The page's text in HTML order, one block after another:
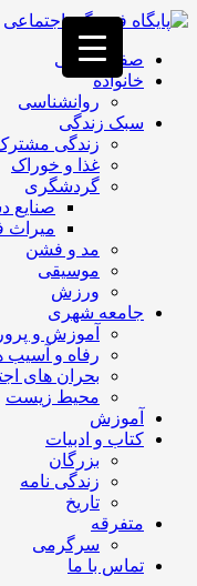
فصد
غرب
تهران
خشکشویی
تصفیه
تهران
صفحه اصلی
خانواده
روانشناسی
سبک زندگی
زندگی
غذا و خوراک
گردشگری
صنایع
میراث
مد و فشن
موسیقی
ورزش
جامعه شهری
آموزش و
رفاه و آسیب
بحران های
محیط زیست
آموزش
کتاب و ادبیات
بزرگان
زندگی نامه
تاریخ
متفرقه
سرگرمی
تماس با ما